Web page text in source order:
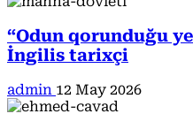
“Odun qorunduğu
İngilis tarixçi
admin 12 May 2026